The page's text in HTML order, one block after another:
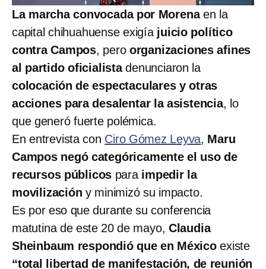
La marcha convocada por Morenaen la
capital chihuahuense exigía juicio político
contra Campos, pero organizaciones afines
al partido oficialistadenunciaron la
colocación de espectaculares y otras
acciones para desalentar la asistencia, lo
que generó fuerte polémica.
En entrevista con Ciro Gómez Leyva, Maru
Campos negó categóricamente el uso de
recursos públicos paraimpedir la
movilización y minimizó su impacto.
Es por eso que durante su conferencia
matutina de este 20 de mayo, Claudia
Sheinbaum respondió que en Méxicoexiste
“total libertad de manifestación, de reunión